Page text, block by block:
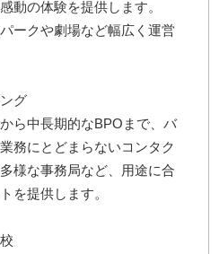
動の体験を提供します。
ークや劇場など幅広く運営
グ
ら中長期的なBPOまで、バ
務にとどまらないコンタク
様な事務局など、用途に合
を提供します。